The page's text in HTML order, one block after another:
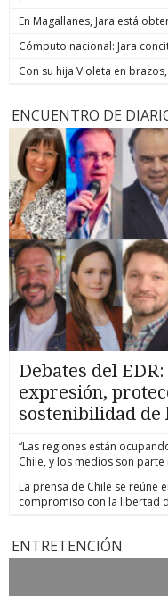
En Magallanes, Jara está
Cómputo nacional: Jara
Con su hija Violeta en
ENCUENTRO DE
Debates del
expresión,
sostenibilidad
“Las regiones están
Chile, y los medios son parte
La prensa de Chile se reúne
compromiso con la libertad
ENTRETENCIÓN